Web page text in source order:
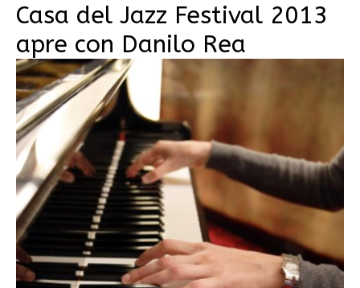
Casa del Jazz Festival 2013
apre con Danilo Rea